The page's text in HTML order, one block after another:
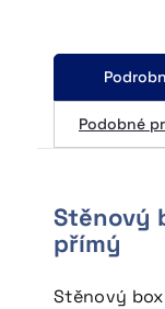
Společnost
Služby
~Aktuality
Podobné
Stěnový
přímý
Stěnový box